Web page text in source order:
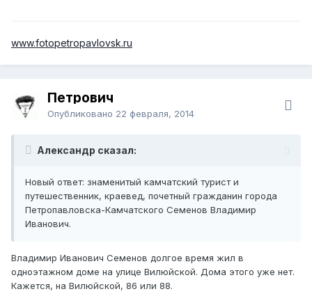
www.fotopetropavlovsk.ru
Петрович
Опубликовано 22 февраля, 2014
Александр сказал:
Новый ответ: знаменитый камчатский турист и
путешественник, краевед, почетный гражданин города
Петропавловска-Камчатского Семенов Владимир
Иванович.
Владимир Иванович Семенов долгое время жил в
одноэтажном доме на улице Вилюйской. Дома этого уже нет.
Кажется, на Вилюйской, 86 или 88.